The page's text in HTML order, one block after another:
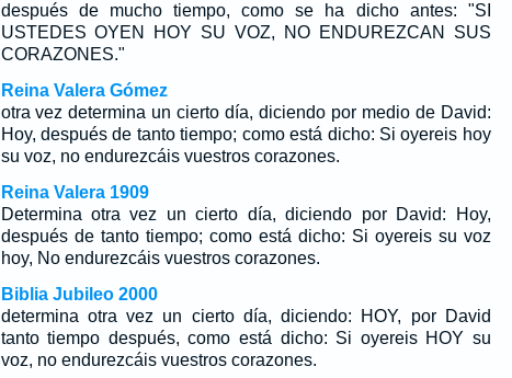
después de mucho tiempo, como se ha dicho antes: "SI
USTEDES OYEN HOY SU VOZ, NO ENDUREZCAN SUS
CORAZONES."
Reina Valera Gómez
otra vez determina un cierto día, diciendo por medio de David:
Hoy, después de tanto tiempo; como está dicho: Si oyereis hoy
su voz, no endurezcáis vuestros corazones.
Reina Valera 1909
Determina otra vez un cierto día, diciendo por David: Hoy,
después de tanto tiempo; como está dicho: Si oyereis su voz
hoy, No endurezcáis vuestros corazones.
Biblia Jubileo 2000
determina otra vez un cierto día,diciendo: HOY, por David
tanto tiempo después, como está dicho: Si oyereis HOY su
voz, no endurezcáis vuestros corazones.